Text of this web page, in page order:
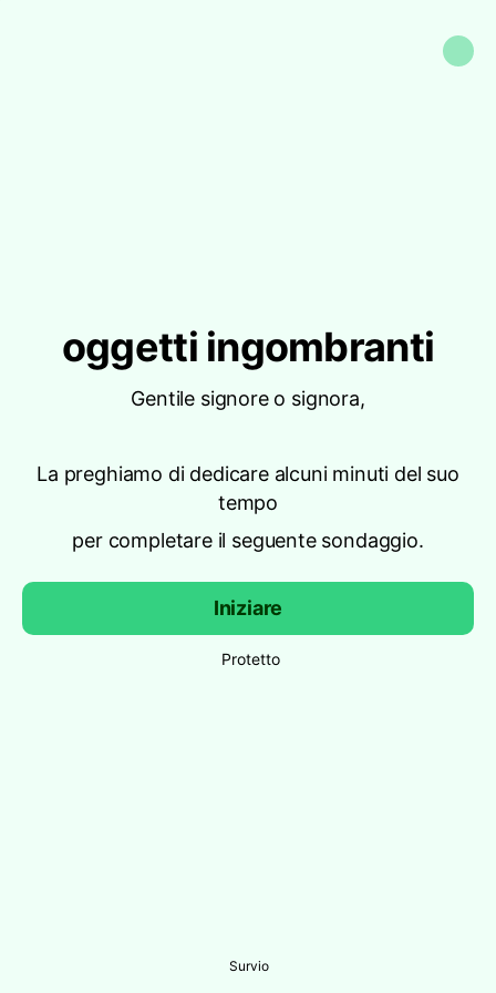
oggetti ingombranti
Gentile signore o signora,
La preghiamo di dedicare alcuni minuti del suo
tempo
per completare il seguente sondaggio.
Iniziare
Protetto
Survio